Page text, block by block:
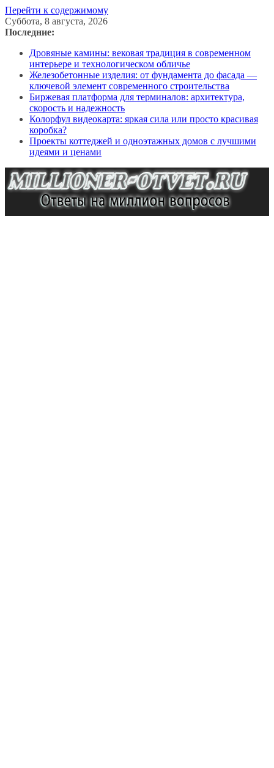
Перейти к содержимому
Суббота, 8 августа, 2026
Последние:
Дровяные камины: вековая традиция в современном
интерьере и технологическом обличье
Железобетонные изделия: от фундамента до фасада —
ключевой элемент современного строительства
Биржевая платформа для терминалов: архитектура,
скорость и надежность
Колорфул видеокарта: яркая сила или просто красивая
коробка?
Проекты коттеджей и одноэтажных домов с лучшими
идеями и ценами